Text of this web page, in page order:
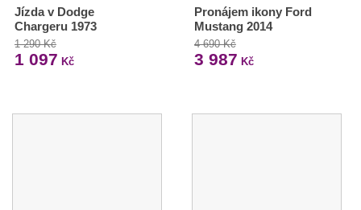
Jízda v Dodge
Chargeru 1973
1 290 Kč
1 097 Kč
Pronájem ikony Ford
Mustang 2014
4 690 Kč
3 987 Kč